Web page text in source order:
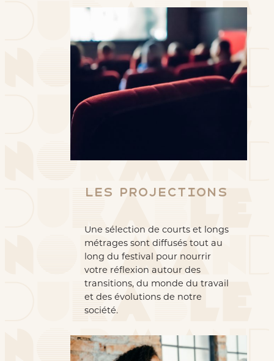
Les Projections
Une sélection de courts et longs
métrages sont diffusés tout au
long du festival pour nourrir
votre réflexion autour des
transitions, du monde du travail
et des évolutions de notre
société.